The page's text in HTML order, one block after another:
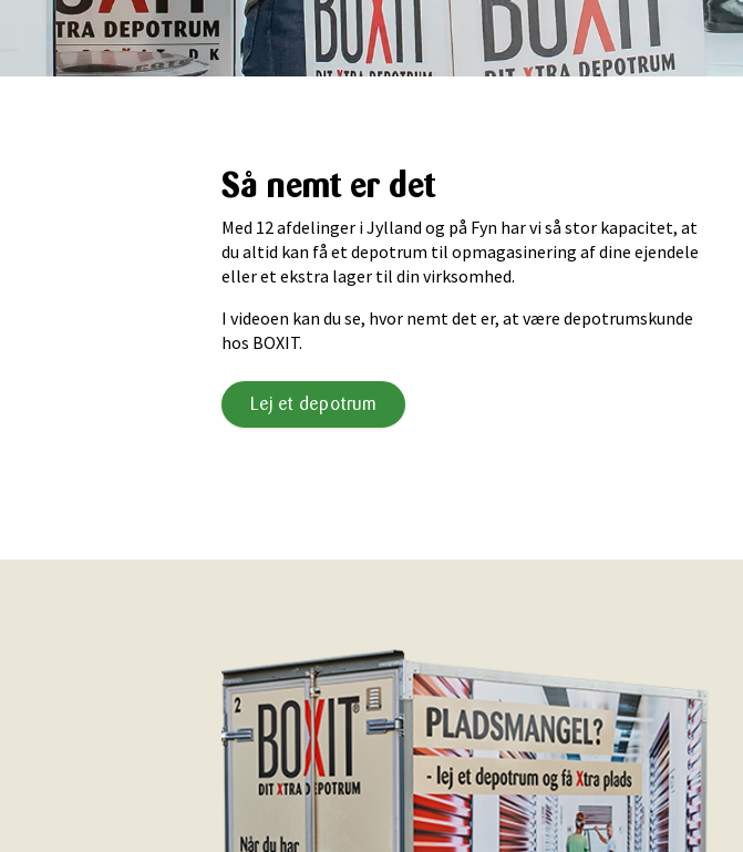
Så nemt er det
Med 12 afdelinger i Jylland og på Fyn har vi så stor kapacitet, at
du altid kan få et depotrum til opmagasinering af dine ejendele
eller et ekstra lager til din virksomhed.
I videoen kan du se, hvor nemt det er, at være depotrumskunde
hos BOXIT.
Lej et depotrum